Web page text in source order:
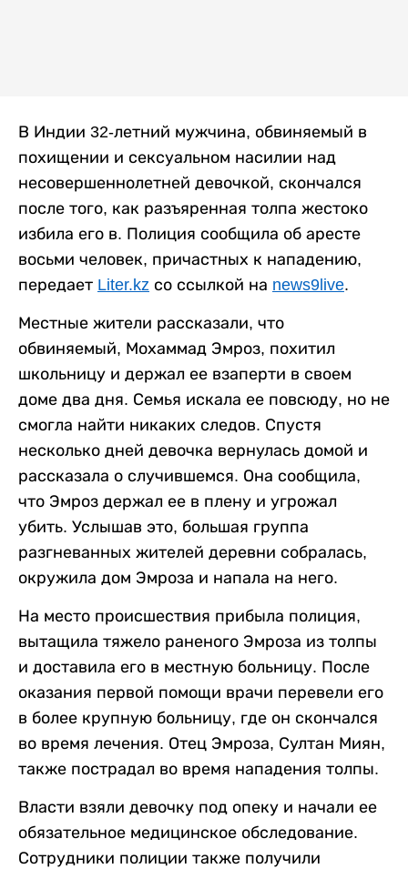
В Индии 32-летний мужчина, обвиняемый в
похищении и сексуальном насилии над
несовершеннолетней девочкой, скончался
после того, как разъяренная толпа жестоко
избила его в. Полиция сообщила об аресте
восьми человек, причастных к нападению,
передает Liter.kz со ссылкой на news9live.
Местные жители рассказали, что
обвиняемый, Мохаммад Эмроз, похитил
школьницу и держал ее взаперти в своем
доме два дня. Семья искала ее повсюду, но не
смогла найти никаких следов. Спустя
несколько дней девочка вернулась домой и
рассказала о случившемся. Она сообщила,
что Эмроз держал ее в плену и угрожал
убить. Услышав это, большая группа
разгневанных жителей деревни собралась,
окружила дом Эмроза и напала на него.
На место происшествия прибыла полиция,
вытащила тяжело раненого Эмроза из толпы
и доставила его в местную больницу. После
оказания первой помощи врачи перевели его
в более крупную больницу, где он скончался
во время лечения. Отец Эмроза, Султан Миян,
также пострадал во время нападения толпы.
Власти взяли девочку под опеку и начали ее
обязательное медицинское обследование.
Сотрудники полиции также получили